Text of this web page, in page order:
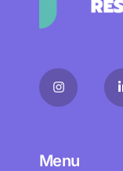
Menu